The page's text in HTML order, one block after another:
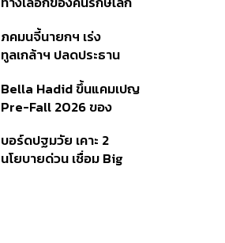
Mega Trend 3-5 ปีข้าง
ภคมนจี้นายกฯ เร่ง
ทูลเกล้าฯ ปลดประธาน
เสนอยุบกรรมการทั้งชุด
แล้วสรรหาใหม่
Bella Hadid ขึ้นแคมเปญ
Pre-Fall 2026 ของ
บอร์ดปฐมวัย เคาะ 2
นโยบายด่วน เชื่อม Big